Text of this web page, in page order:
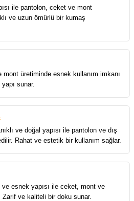
ile pantolon, ceket ve mont
ve uzun ömürlü bir kumaş
üretiminde esnek kullanım imkanı
sunar.
ve doğal yapısı ile pantolon ve dış
Rahat ve estetik bir kullanım sağlar.
esnek yapısı ile ceket, mont ve
Zarif ve kaliteli bir doku sunar.